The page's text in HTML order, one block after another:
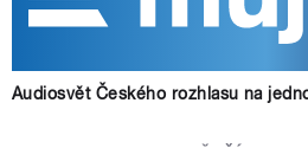
Audiosvět Českého rozhlasu na